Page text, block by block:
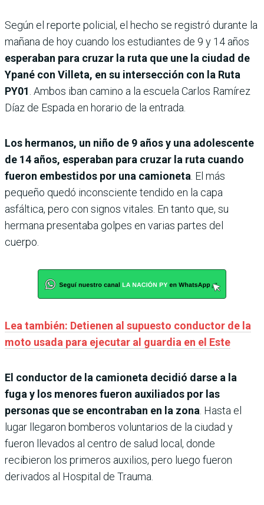
Según el reporte policial, el hecho se registró durante la
mañana de hoy cuando los estudiantes de 9 y 14 años
esperaban para cruzar la ruta que une la ciudad de
Ypané con Villeta, en su intersección con la Ruta
PY01 . Ambos iban camino a la escuela Carlos Ramírez
Díaz de Espada en horario de la entrada.
Los hermanos, un niño de 9 años y una adolescente
de 14 años, esperaban para cruzar la ruta cuando
fueron embestidos por una camioneta . El más
pequeño quedó inconsciente tendido en la capa
asfáltica, pero con signos vitales. En tanto que, su
hermana presentaba golpes en varias partes del
cuerpo.
Lea también: Detienen al supuesto conductor de la
moto usada para ejecutar al guardia en el Este
El conductor de la camioneta decidió darse a la
fuga y los menores fueron auxiliados por las
personas que se encontraban en la zona . Hasta el
lugar llegaron bomberos voluntarios de la ciudad y
fueron llevados al centro de salud local, donde
recibieron los primeros auxilios, pero luego fueron
derivados al Hospital de Trauma.